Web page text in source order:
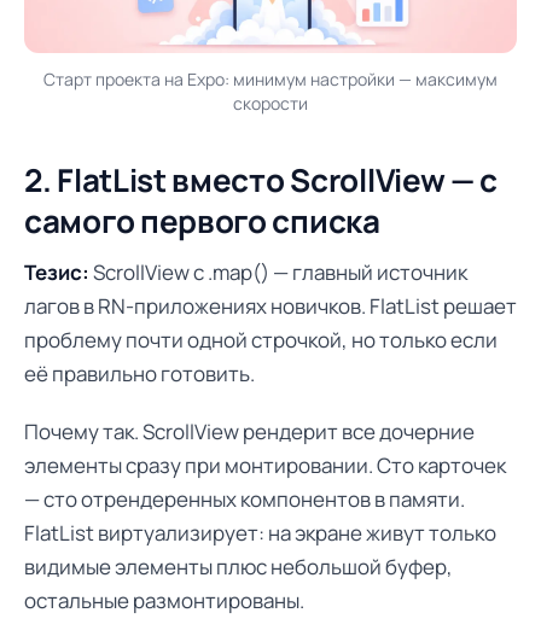
Старт проекта на Expo: минимум настройки — максимум
скорости
2. FlatList вместо ScrollView — с
самого первого списка
Тезис: ScrollView с .map() — главный источник
лагов в RN-приложениях новичков. FlatList решает
проблему почти одной строчкой, но только если
её правильно готовить.
Почему так. ScrollView рендерит все дочерние
элементы сразу при монтировании. Сто карточек
— сто отрендеренных компонентов в памяти.
FlatList виртуализирует: на экране живут только
видимые элементы плюс небольшой буфер,
остальные размонтированы.